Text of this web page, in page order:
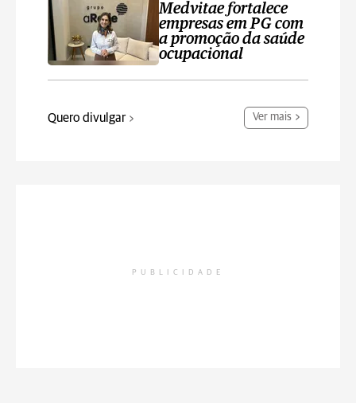
Medvitae fortalece
empresas em PG com
a promoção da saúde
ocupacional
Quero divulgar Ver mais
PUBLICIDADE